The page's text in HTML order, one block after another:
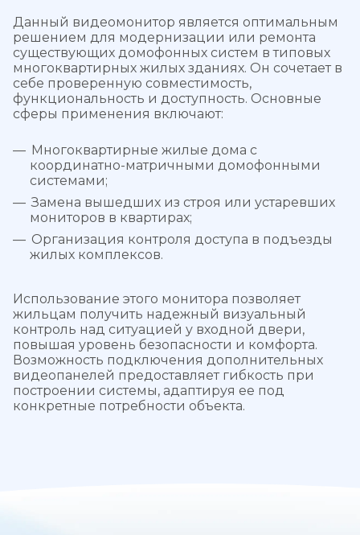
Данный видеомонитор является оптимальным
решением для модернизации или ремонта
существующих домофонных систем в типовых
многоквартирных жилых зданиях. Он сочетает в
себе проверенную совместимость,
функциональность и доступность. Основные
сферы применения включают:
Многоквартирные жилые дома с
координатно-матричными домофонными
системами;
Замена вышедших из строя или устаревших
мониторов в квартирах;
Организация контроля доступа в подъезды
жилых комплексов.
Использование этого монитора позволяет
жильцам получить надежный визуальный
контроль над ситуацией у входной двери,
повышая уровень безопасности и комфорта.
Возможность подключения дополнительных
видеопанелей предоставляет гибкость при
построении системы, адаптируя ее под
конкретные потребности объекта.